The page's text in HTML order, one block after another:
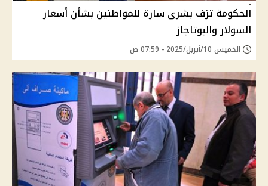
الحكومة تزف بشرى سارة للمواطنين بشأن أسعار
السولار والبوتاجاز
الخميس 10/أبريل/2025 - 07:59 ص